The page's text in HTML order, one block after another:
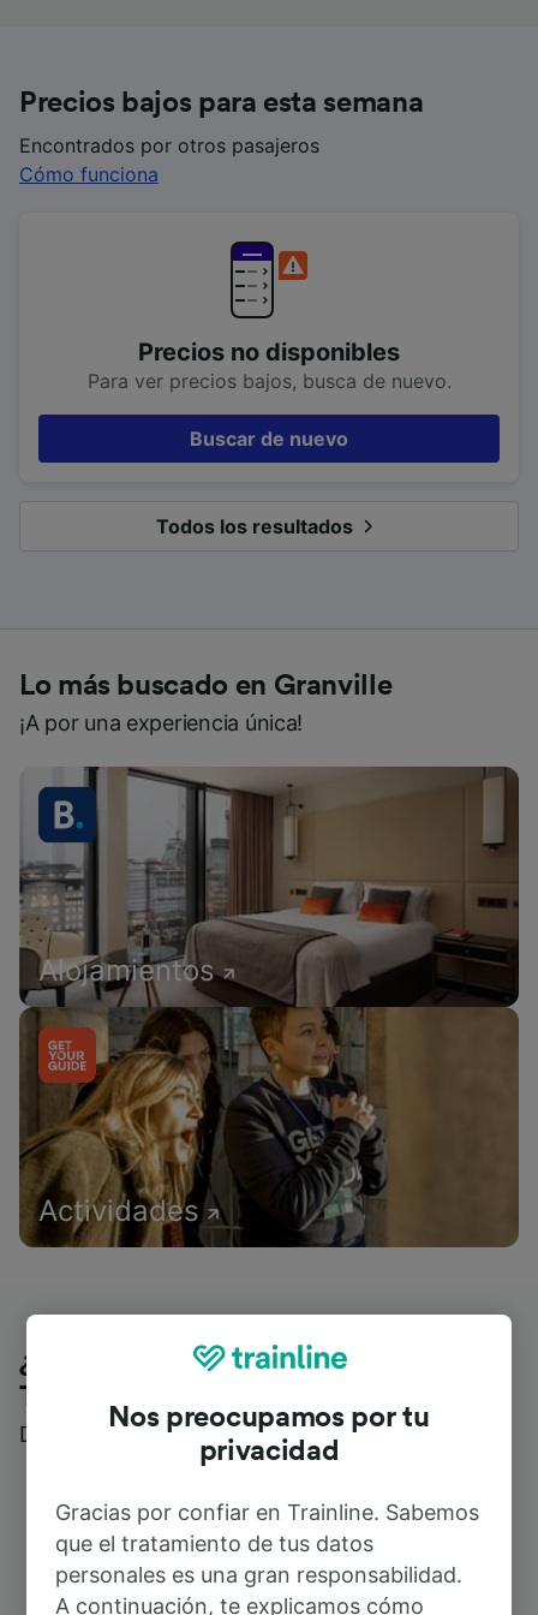
Precios bajos para esta semana
Encontrados por otros pasajeros
Cómo funciona
Precios no disponibles
Para ver precios bajos, busca de nuevo.
Buscar de nuevo
Todos los resultados
Lo más buscado en Granville
¡A por una experiencia única!
Alojamientos
Actividades
¿Qué piensan nuestros clientes de
Trainline?
Descubre reseñas reales de nuestros viajeros
Nos preocupamos por tu
privacidad
Gracias por confiar en Trainline. Sabemos
que el tratamiento de tus datos
personales es una gran responsabilidad.
A continuación, te explicamos cómo